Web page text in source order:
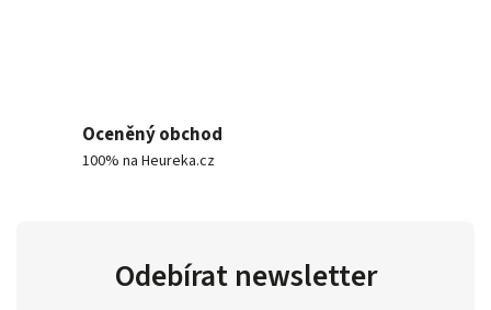
Oceněný obchod
100% na Heureka.cz
Odebírat newsletter